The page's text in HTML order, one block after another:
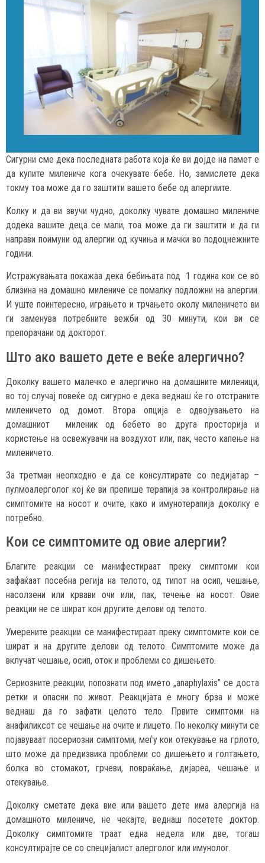
Сигурни сме дека последната работа која ќе ви дојде на памет е
да купите милениче кога очекувате бебе. Но, замислете дека
токму тоа може да го заштити вашето бебе од алергиите.
Колку и да ви звучи чудно, доколку чувате домашно милениче
додека вашите деца се мали, тоа може да ги заштити и да ги
направи поимуни од алергии од кучиња и мачки во подоцнежните
години.
Истражувањата покажаа дека бебињата под 1 година кои се во
близина на домашно милениче се помалку подложни на алергии.
И уште поинтересно, играњето и трчањето околу миленичето ви
ги заменува потребните вежби од 30 минути, кои ви се
препорачани од докторот.
Што ако вашето дете е веќе алергично?
Доколку вашето малечко е алергично на домашните миленици,
во тој случај повеќе од сигурно е дека веднаш ќе го отстраните
миленичето од домот. Втора опција е одвојувањето на
домашниот миленик од бебето во друга просторија и
користење на освежувачи на воздухот или, пак, често капење на
миленичето.
За третман неопходно е да се консултирате со педијатар –
пулмоалерголог кој ќе ви препише терапија за контролирање на
симптомите на носот и очите, како и имунотерапија доколку е
потребно.
Кои се симптомите од овие алергии?
Благите реакции се манифестираат преку симптоми кои
зафаќаат посебна регија на телото, од типот на осип, чешање,
насолзени или крвави очи или, пак, течење на носот. Овие
реакции не се шират кон другите делови од телото.
Умерените реакции се манифестираат преку симптомите кои се
шират и на другите делови од телото. Симптомите може да
вклучат чешање, осип, оток и проблеми со дишењето.
Сериозните реакции, попознати под името „anaphylaxis” се доста
ретки и опасни по живот. Реакцијата е многу брза и може
веднаш да го зафати целото тело. Првите симптоми на
анафиликсот се чешање на очите и лицето. По неколку минути се
појавуваат посериозни симптоми, меѓу кои отекување на грлото,
што може да предизвика проблеми со дишењето и голтањето,
болка во стомакот, грчеви, повраќање, дијареа, чешање и
отекување.
Доколку сметате дека вие или вашето дете има алергија на
домашното милениче, не чекајте, веднаш посетете доктор.
Доколку симптомите траат една недела или две, тогаш
консултирајте се со специјалист алерголог или имунолог.